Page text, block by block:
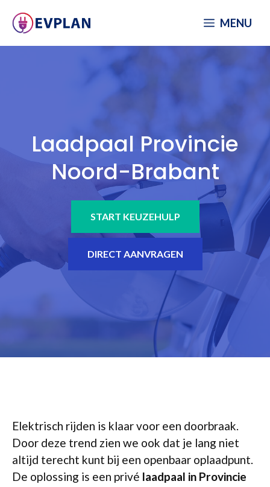
naar
MENU
Laadpaal Provincie
Noord-Brabant
START KEUZEHULP
DIRECT AANVRAGEN
Elektrisch rijden is klaar voor een doorbraak.
Door deze trend zien we ook dat je lang niet
altijd terecht kunt bij een openbaar oplaadpunt.
De oplossing is een privé laadpaal in Provincie